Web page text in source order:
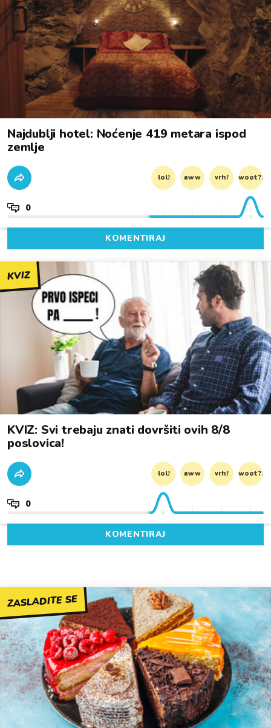
Najdublji hotel: Noćenje 419 metara ispod
zemlje
lol! aww vrh! woot?!
0
KOMENTIRAJ
KVIZ
KVIZ: Svi trebaju znati dovršiti ovih 8/8
poslovica!
lol! aww vrh! woot?!
0
KOMENTIRAJ
ZASLADITE SE